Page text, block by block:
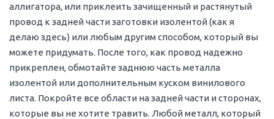
аллигатора, или приклеить зачищенный и растянутый
провод к задней части заготовки изолентой (как я
делаю здесь) или любым другим способом, который вы
можете придумать. После того, как провод надежно
прикреплен, обмотайте заднюю часть металла
изолентой или дополнительным куском винилового
листа. Покройте все области на задней части и сторонах,
которые вы не хотите травить. Любой металл, который